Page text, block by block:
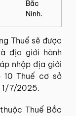
Bắc
Ninh.
Thuế sẽ được
địa giới hành
nhập địa giới
10 Thuế cơ sở
1/7/2025.
Thuế Bắc